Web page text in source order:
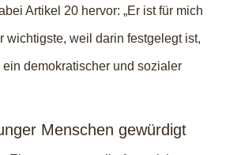
Artikel 20 hervor: „Er ist für mich
wichtigste, weil darin festgelegt ist,
demokratischer und sozialer
Menschen gewürdigt